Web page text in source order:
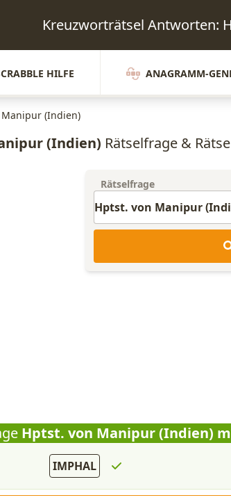
Kreuzworträtsel Antworten:
HILFE ANAGRAMM-
(Indien)
(Indien) Rätselfrage &
Rätselfrage
Hptst. von Manipur (Indien)
IMPHAL